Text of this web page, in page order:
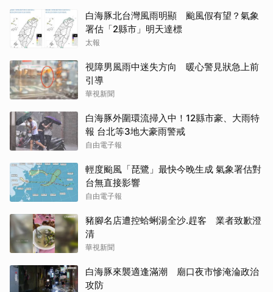
白海豚北台灣風雨明顯 颱風假有望？氣象
署估「2縣市」明天達標
太報
視障男風雨中迷失方向 暖心警見狀急上前
引導
華視新聞
白海豚外圍環流掃入中！12縣市豪、大雨特
報 台北等3地大豪雨警戒
自由電子報
輕度颱風「琵鷺」最快今晚生成 氣象署估對
台無直接影響
自由電子報
豬腳名店遭控蛤蜊湯全沙.趕客 業者致歉澄
清
華視新聞
白海豚來襲適逢滿潮 廟口夜市慘淹淪政治
攻防